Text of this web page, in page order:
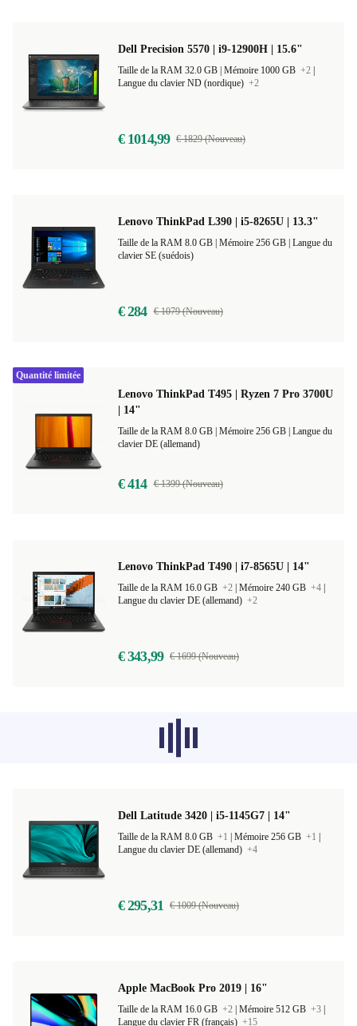
Dell Precision 5570 | i9-12900H | 15.6"
Mémoire 1000 GB +2
Langue du clavier ND (nordique) +2
€ 1014,99 € 1829 (Nouveau)
Lenovo ThinkPad L390 | i5-8265U | 13.3"
Langue du
clavier SE (suédois)
€ 284 € 1079 (Nouveau)
Lenovo ThinkPad T495 | Ryzen 7 Pro 3700U
| 14"
Langue du
clavier DE (allemand)
€ 414 € 1399 (Nouveau)
Quantité limitée
Lenovo ThinkPad T490 | i7-8565U | 14"
Taille de la RAM 16.0 GB +2 Mémoire 240 GB +4
Langue du clavier DE (allemand) +2
€ 343,99 € 1699 (Nouveau)
Les produits recommandés dans d'autres
catégories ne se chargent pas pour le
Dell Latitude 3420 | i5-1145G7 | 14"
Apple MacBook Pro 2019 | 16"